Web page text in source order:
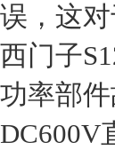
误，这
西门子
功率部
DC600V